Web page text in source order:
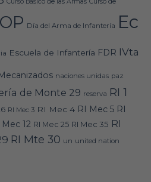
Día del Arma de Infantería Ec
Escuela de Infantería FDR IVta
naciones unidas paz
de Monte 29 reserva RI 1
RI Mec 3 RI Mec 4 RI Mec 5 RI
Mec 12 RI Mec 25 RI Mec 35 RI
RI Mte 30 un united nation